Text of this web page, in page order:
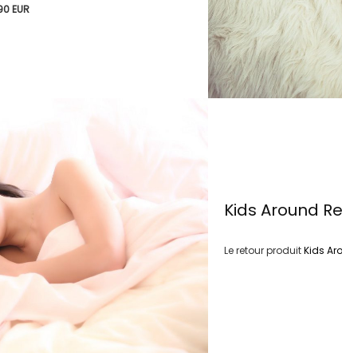
EUR
Kids Around
Le retour produitKids